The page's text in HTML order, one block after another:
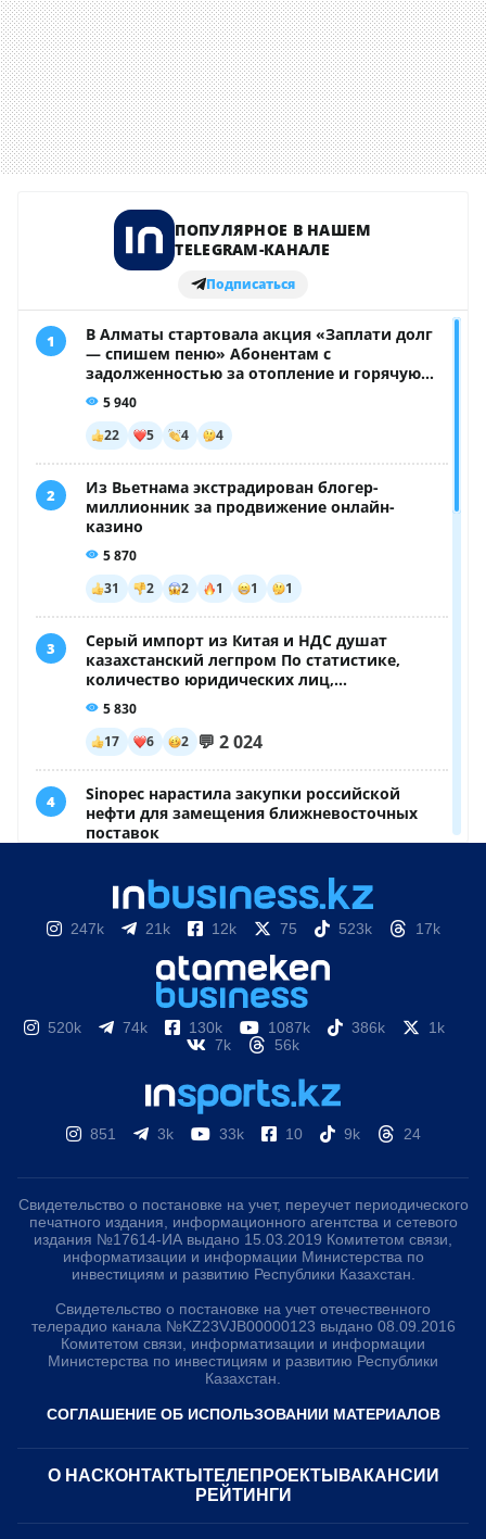
247k 21k 12k 75 523k 17k
520k 74k 130k 1087k 386k
1k
7k
56k
851 3k 33k 10 9k 24
Свидетельство о постановке на учет, переучет периодического
печатного издания, информационного агентства и сетевого
издания №17614-ИА выдано 15.03.2019 Комитетом связи,
информатизации и информации Министерства по
инвестициям и развитию Республики Казахстан.
Свидетельство о постановке на учет отечественного
телерадио канала №KZ23VJB00000123 выдано 08.09.2016
Комитетом связи, информатизации и информации
Министерства по инвестициям и развитию Республики
Казахстан.
СОГЛАШЕНИЕ ОБ ИСПОЛЬЗОВАНИИ МАТЕРИАЛОВ
О НАС КОНТАКТЫ ТЕЛЕПРОЕКТЫ ВАКАНСИИ
РЕЙТИНГИ